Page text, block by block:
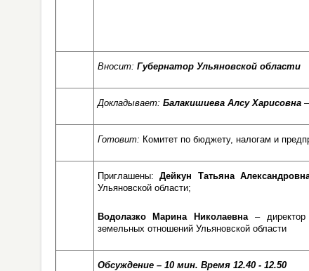
Вносит: Губернатор Ульяновской области
Докладывает: Балакишиева Алсу Харисовна
Готовит: Комитет по бюджету, налогам и
Приглашены:Дейкун Татьяна
Ульяновской области;
Водолазко Марина Николаевна – директор
земельных отношений Ульяновской области
Обсуждение – 10 мин. Время 12.40 - 12.50